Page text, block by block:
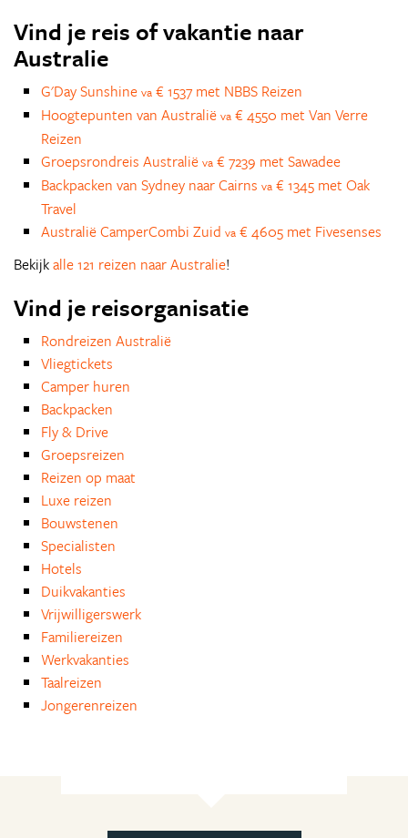
Vind je reis of vakantie naar
Australie
G'Day Sunshine va € 1537 met NBBS Reizen
Hoogtepunten van Australië va € 4550 met Van Verre
Reizen
Groepsrondreis Australië va € 7239 met Sawadee
Backpacken van Sydney naar Cairns va € 1345 met Oak
Travel
Australië CamperCombi Zuid va € 4605 met Fivesenses
Bekijkalle 121 reizen naar Australie!
Vind je reisorganisatie
Rondreizen Australië
Vliegtickets
Camper huren
Backpacken
Fly & Drive
Groepsreizen
Reizen op maat
Luxe reizen
Bouwstenen
Specialisten
Hotels
Duikvakanties
Vrijwilligerswerk
Familiereizen
Werkvakanties
Taalreizen
Jongerenreizen